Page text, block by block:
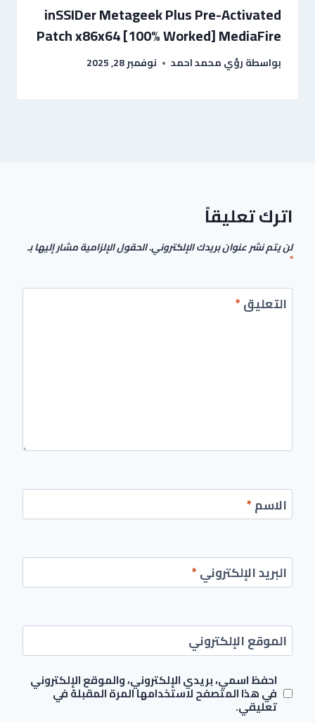
inSSIDer Metageek Plus Pre-Activated
Patch x86x64 [100% Worked] MediaFire
بواسطةرؤي محمد احمد نوفمبر 28, 2025
اترك تعليقاً
لن يتم نشر عنوان بريدك الإلكتروني.الحقول الإلزامية مشار إليها بـ
*
التعليق*
الاسم*
البريد الإلكتروني*
الموقع الإلكتروني
احفظ اسمي، بريدي الإلكتروني، والموقع الإلكتروني
في هذا المتصفح لاستخدامها المرة المقبلة في
تعليقي.